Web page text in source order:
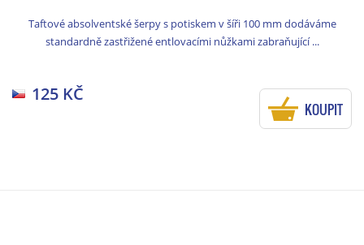
Taftové absolventské šerpy s potiskem v šíři 100 mm dodáváme
standardně zastřižené entlovacími nůžkami zabraňující ...
125 KČ
KOUPIT